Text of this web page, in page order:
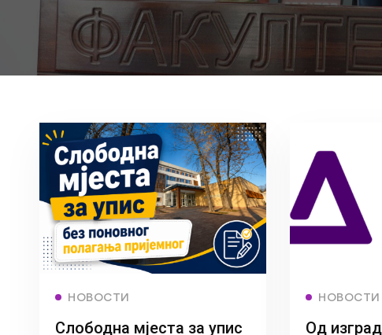
НОВОСТИ
Слободна мјеста за упис
НОВОСТИ
Од